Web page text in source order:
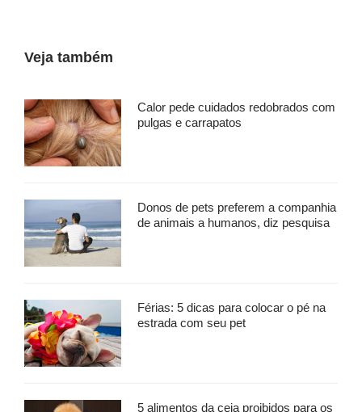
Veja também
Calor pede cuidados redobrados com
pulgas e carrapatos
Donos de pets preferem a companhia
de animais a humanos, diz pesquisa
Férias: 5 dicas para colocar o pé na
estrada com seu pet
5 alimentos da ceia proibidos para os